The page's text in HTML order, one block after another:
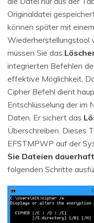
Originaldatei
können später mit
Wiederherstellungstool
müssen Sie das
integrierten Befehlen
effektive Möglichkeit,
Cipher Befehl dient
Entschlüsselung der im
Daten. Er sichert das
Überschreiben. Dieses
EFSTMPWP auf der
Sie Dateien
folgenden Schritte